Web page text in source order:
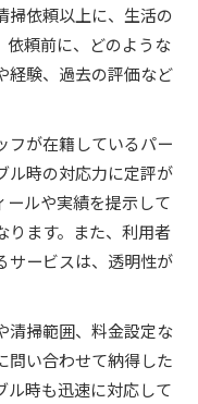
掃依頼以上に、生活の
依頼前に、どのような
経験、過去の評価など
フが在籍しているパー
ル時の対応力に定評が
ールや実績を提示して
ります。また、利用者
サービスは、透明性が
清掃範囲、料金設定な
問い合わせて納得した
ル時も迅速に対応して